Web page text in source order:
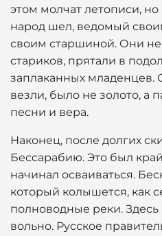
этом молчат летописи,
народ шел, ведомый
своим старшиной. Они
стариков, прятали в
заплаканных младенцев.
везли, было не золото, а
песни и вера.
Наконец, после долгих
Бессарабию. Это был
начинал осваиваться.
который колышется, как
полноводные реки.
вольно. Русское